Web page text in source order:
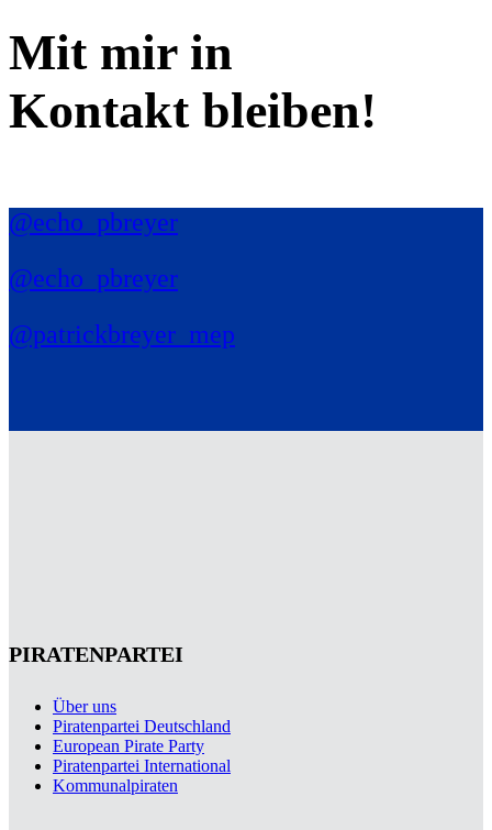
Mit mir in
Kontakt bleiben!
@echo_pbreyer
@echo_pbreyer
@patrickbreyer_mep
PIRATENPARTEI
Über uns
Piratenpartei Deutschland
European Pirate Party
Piratenpartei International
Kommunalpiraten